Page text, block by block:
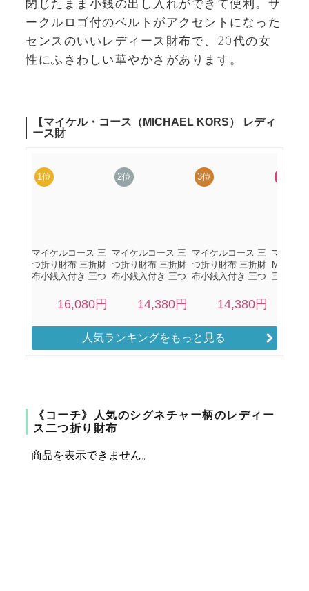
閉じたまま小銭の出し入れができて便利。サ
ークルロゴ付のベルトがアクセントになった
センスのいいレディース財布で、20代の女
性にふさわしい華やかさがあります。
人気ランキングをもっと見る
《コーチ》人気のシグネチャー柄のレディー
ス二つ折り財布